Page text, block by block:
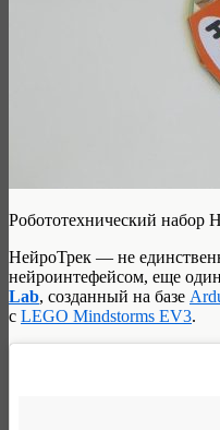
Робототехнический набор
НейроТрек — не
нейроинтефейсом, еще
Lab, созданный на базе
с LEGO Mindstorms EV3.